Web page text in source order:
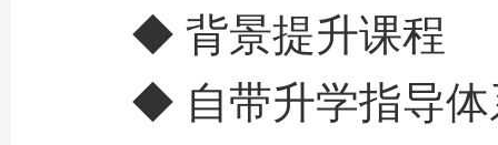
◆ 背景提升课程
◆ 自带升学指导体